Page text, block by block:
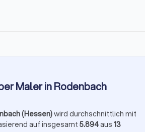
Maler in Rodenbach
(Hessen)wird durchschnittlich mit
auf insgesamt 5.894aus 13